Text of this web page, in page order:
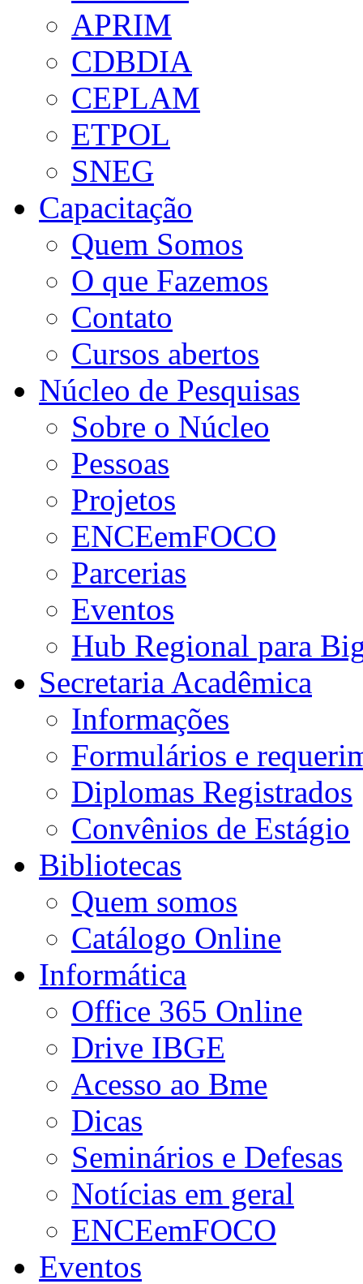
APRIM
CDBDIA
CEPLAM
ETPOL
SNEG
Capacitação
Quem Somos
O que Fazemos
Contato
Cursos abertos
Núcleo de Pesquisas
Sobre o Núcleo
Pessoas
Projetos
ENCEemFOCO
Parcerias
Eventos
Hub Regional para
Secretaria Acadêmica
Informações
Formulários e
Diplomas Registrados
Convênios de Estágio
Bibliotecas
Quem somos
Catálogo Online
Informática
Office 365 Online
Drive IBGE
Acesso ao Bme
Dicas
Seminários e Defesas
Notícias em geral
ENCEemFOCO
Eventos